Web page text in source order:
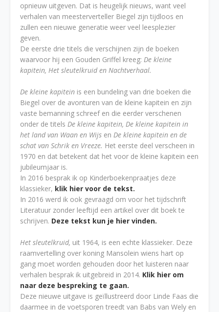
opnieuw uitgeven. Dat is heugelijk nieuws, want veel
verhalen van meesterverteller Biegel zijn tijdloos en
zullen een nieuwe generatie weer veel leesplezier
geven.
De eerste drie titels die verschijnen zijn de boeken
waarvoor hij een Gouden Griffel kreeg: De kleine
kapitein, Het sleutelkruid en Nachtverhaal.
De kleine kapitein is een bundeling van drie boeken die
Biegel over de avonturen van de kleine kapitein en zijn
vaste bemanning schreef en die eerder verschenen
onder de titels De kleine kapitein, De kleine kapitein in
het land van Waan en Wijs en De kleine kapitein en de
schat van Schrik en Vreeze. Het eerste deel verscheen in
1970 en dat betekent dat het voor de kleine kapitein een
jubileumjaar is.
In 2016 besprak ik op Kinderboekenpraatjes deze
klassieker, klik hier voor de tekst.
In 2016 werd ik ook gevraagd om voor het tijdschrift
Literatuur zonder leeftijd een artikel over dit boek te
schrijven. Deze tekst kun je hier vinden.
Het sleutelkruid, uit 1964, is een echte klassieker. Deze
raamvertelling over koning Mansolein wiens hart op
gang moet worden gehouden door het luisteren naar
verhalen besprak ik uitgebreid in 2014. Klik hier om
naar deze bespreking te gaan.
Deze nieuwe uitgave is geïllustreerd door Linde Faas die
daarmee in de voetsporen treedt van Babs van Wely en